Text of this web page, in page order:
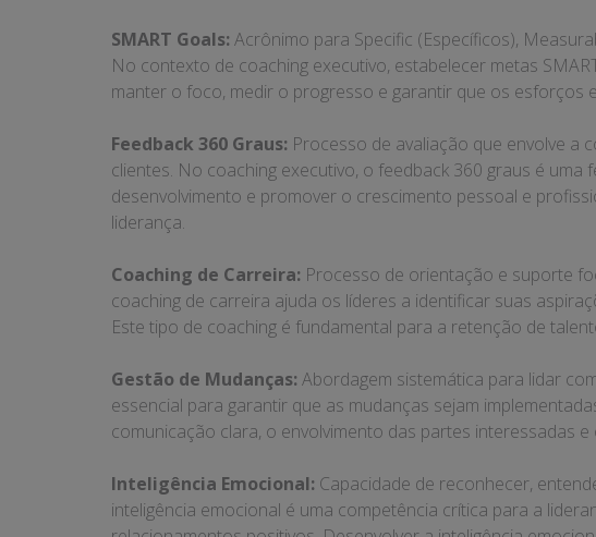
SMART Goals: Acrônimo para Specific (Específicos),
No contexto de coaching executivo, estabelecer metas
manter o foco, medir o progresso e garantir que os esforços
Feedback 360 Graus: Processo de avaliação que envolve a
clientes. No coaching executivo, o feedback 360 graus é
desenvolvimento e promover o crescimento pessoal e
liderança.
Coaching de Carreira: Processo de orientação e suporte
coaching de carreira ajuda os líderes a identificar suas
Este tipo de coaching é fundamental para a retenção de
Gestão de Mudanças: Abordagem sistemática para lidar
essencial para garantir que as mudanças sejam
comunicação clara, o envolvimento das partes interessadas
Inteligência Emocional: Capacidade de reconhecer,
inteligência emocional é uma competência crítica para a